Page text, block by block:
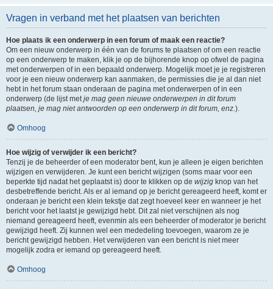
Vragen in verband met het plaatsen van berichten
Hoe plaats ik een onderwerp in een forum of maak een reactie?
Om een nieuw onderwerp in één van de forums te plaatsen of om een reactie
op een onderwerp te maken, klik je op de bijhorende knop op ofwel de pagina
met onderwerpen of in een bepaald onderwerp. Mogelijk moet je je registreren
voor je een nieuw onderwerp kan aanmaken, de permissies die je al dan niet
hebt in het forum staan onderaan de pagina met onderwerpen of in een
onderwerp (de lijst metje mag geen nieuwe onderwerpen in dit forum
plaatsen, je mag niet antwoorden op een onderwerp in dit forum, enz.).
Omhoog
Hoe wijzig of verwijder ik een bericht?
Tenzij je de beheerder of een moderator bent, kun je alleen je eigen berichten
wijzigen en verwijderen. Je kunt een bericht wijzigen (soms maar voor een
beperkte tijd nadat het geplaatst is) door te klikken op de wijzig knop van het
desbetreffende bericht. Als er al iemand op je bericht gereageerd heeft, komt er
onderaan je bericht een klein tekstje dat zegt hoeveel keer en wanneer je het
bericht voor het laatst je gewijzigd hebt. Dit zal niet verschijnen als nog
niemand gereageerd heeft, evenmin als een beheerder of moderator je bericht
gewijzigd heeft. Zij kunnen wel een mededeling toevoegen, waarom ze je
bericht gewijzigd hebben. Het verwijderen van een bericht is niet meer
mogelijk zodra er iemand op gereageerd heeft.
Omhoog